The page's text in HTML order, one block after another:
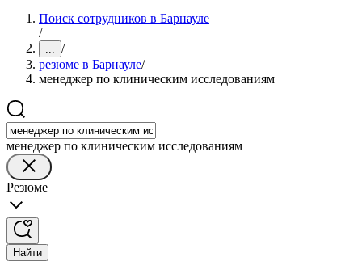
Поиск сотрудников в Барнауле
/
... /
резюме в Барнауле/
менеджер по клиническим исследованиям
менеджер по клиническим исследованиям
Резюме
Найти